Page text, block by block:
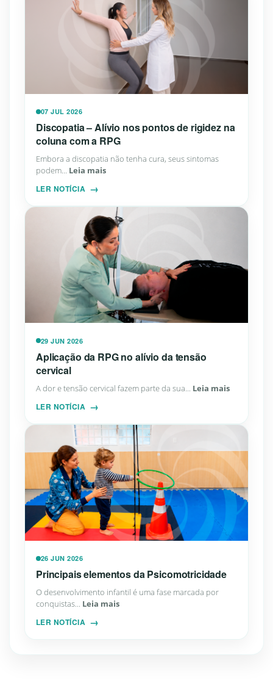
07 JUL 2026
Discopatia – Alívio nos pontos de rigidez na
coluna com a RPG
Embora a discopatia não tenha cura, seus sintomas
podem... Leia mais
LER NOTÍCIA
29 JUN 2026
Aplicação da RPG no alívio da tensão
cervical
A dor e tensão cervical fazem parte da sua... Leia mais
LER NOTÍCIA
26 JUN 2026
Principais elementos da Psicomotricidade
O desenvolvimento infantil é uma fase marcada por
conquistas... Leia mais
LER NOTÍCIA